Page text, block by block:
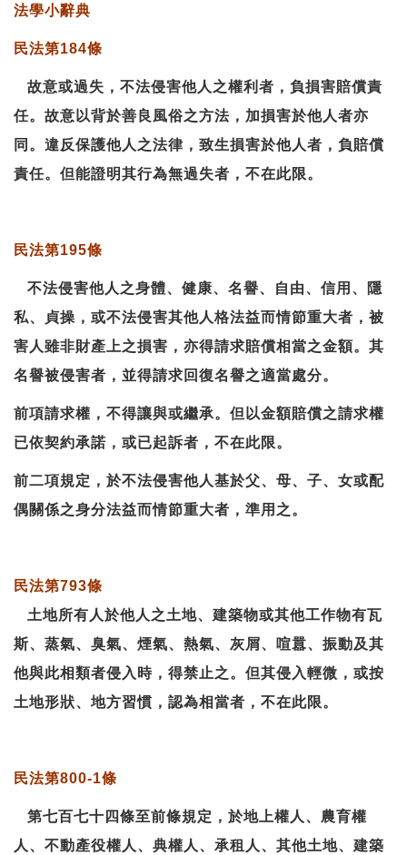
法學小辭典
民法第184條
故意或過失，不法侵害他人之權利者，負損害賠償責
任。故意以背於善良風俗之方法，加損害於他人者亦
同。 違反保護他人之法律，致生損害於他人者，負賠償
責任。但能證明其行為無過失者，不在此限。
民法第195條
不法侵害他人之身體、健康、名譽、自由、信用、隱
私、貞操，或不法侵害其他人格法益而情節重大者，被
害人雖非財產上之損害，亦得請求賠償相當之金額。其
名譽被侵害者，並得請求回復名譽之適當處分。
前項請求權，不得讓與或繼承。但以金額賠償之請求權
已依契約承諾，或已起訴者，不在此限。
前二項規定，於不法侵害他人基於父、母、子、女或配
偶關係之身分法益而情節重大者，準用之。
民法第793條
土地所有人於他人之土地、建築物或其他工作物有瓦
斯、蒸氣、臭氣、煙氣、熱氣、灰屑、喧囂、振動及其
他與此相類者侵入時，得禁止之。但其侵入輕微，或按
土地形狀、地方習慣，認為相當者，不在此限。
民法第800-1條
第七百七十四條至前條規定，於地上權人、農育權
人、不動產役權人、典權人、承租人、其他土地、建築